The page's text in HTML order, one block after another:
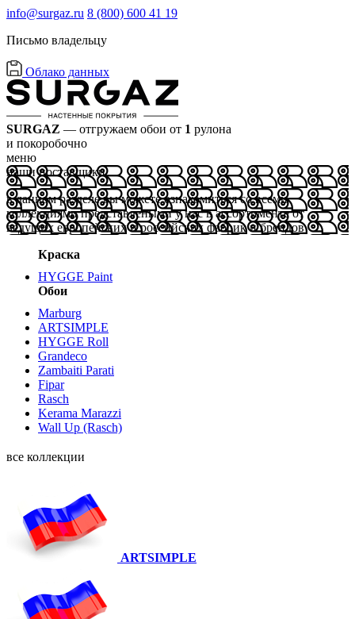
info@surgaz.ru 8 (800) 600 41 19
Письмо владельцу
Облако данных
SURGAZ — отгружаем обои от 1 рулона
и покоробочно
меню
наши поставщики
в данном разделе вы можете ознакомиться со всеми
коллекциями представлеными у нас в ассортименте от
ведущих европейских и российских фабрик и брендов
Краска
HYGGE Paint
Обои
Marburg
ARTSIMPLE
HYGGE Roll
Grandeco
Zambaiti Parati
Fipar
Rasch
Kerama Marazzi
Wall Up (Rasch)
все коллекции
ARTSIMPLE